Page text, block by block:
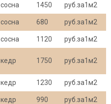
сосна 1450 руб.за1м2
сосна 680 руб.за1м2
сосна 1120 руб.за1м2
кедр 1750 руб.за1м2
кедр 1230 руб.за1м2
кедр 990 руб.за1м2